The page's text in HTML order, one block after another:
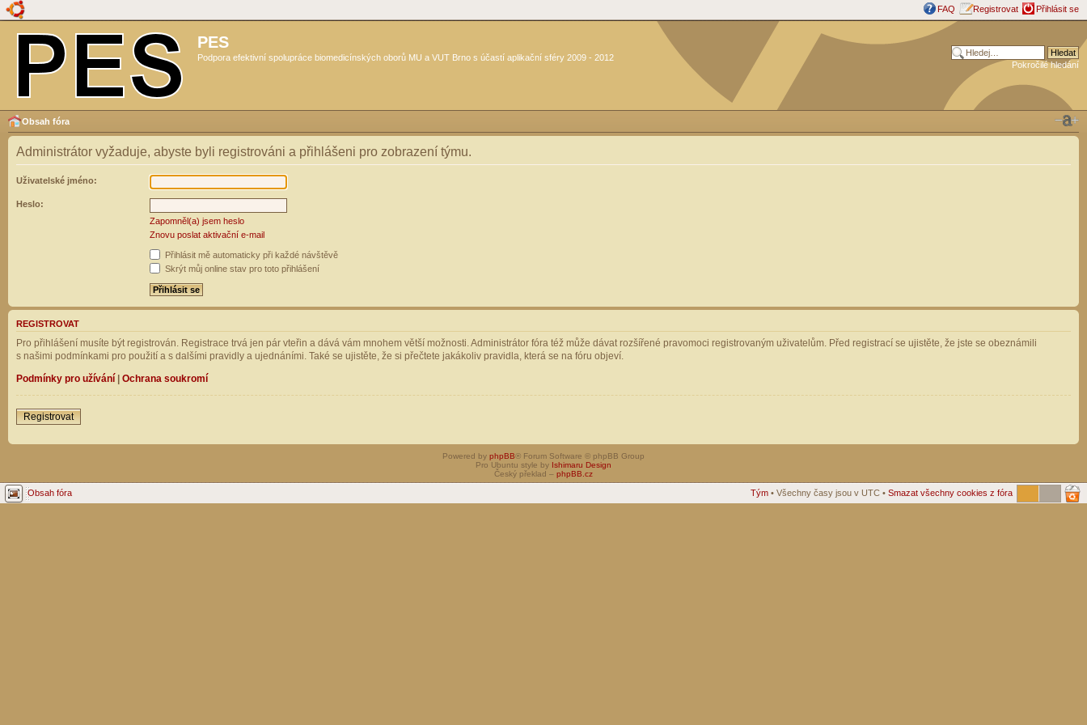
FAQ Registrovat Přihlásit se
PES
Podpora efektivní spolupráce biomedicínských oborů MU a VUT Brno s účastí aplikační sféry 2009 - 2012
Pokročilé hledání
Obsah fóra
Administrátor vyžaduje, abyste byli registrováni a přihlášeni pro zobrazení týmu.
Uživatelské jméno:
Heslo:
Zapomněl(a) jsem heslo
Znovu poslat aktivační e-mail
Přihlásit mě automaticky při každé návštěvě
Skrýt můj online stav pro toto přihlášení
REGISTROVAT
Pro přihlášení musíte být registrován. Registrace trvá jen pár vteřin a dává vám mnohem větší možnosti. Administrátor fóra též může dávat rozšířené pravomoci registrovaným uživatelům. Před registrací se ujistěte, že jste se obeznámili
s našimi podmínkami pro použití a s dalšími pravidly a ujednáními. Také se ujistěte, že si přečtete jakákoliv pravidla, která se na fóru objeví.
Podmínky pro užívání | Ochrana soukromí
Registrovat
Powered by phpBB® Forum Software © phpBB Group
Pro Ubuntu style by Ishimaru Design
Český překlad – phpBB.cz
Obsah fóra Tým • Všechny časy jsou v UTC • Smazat všechny cookies z fóra